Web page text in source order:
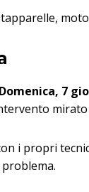
7
mirato
i propri